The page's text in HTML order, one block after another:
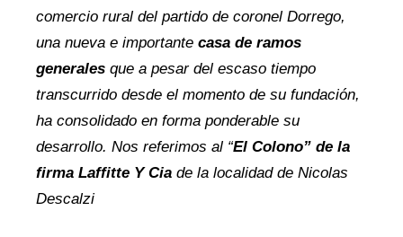
comercio rural del partido de coronel Dorrego,
una nueva e importante casa de ramos
generales que a pesar del escaso tiempo
transcurrido desde el momento de su fundación,
ha consolidado en forma ponderable su
desarrollo. Nos referimos al “El Colono” de la
firma Laffitte Y Cia de la localidad de Nicolas
Descalzi